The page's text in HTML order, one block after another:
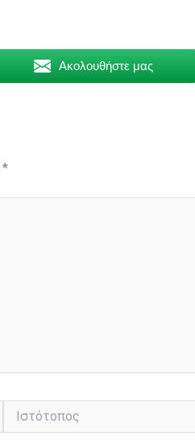
Ακολουθήστε μας
*
Ιστότοπος